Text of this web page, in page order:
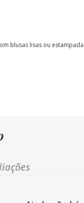
blusas lisas ou